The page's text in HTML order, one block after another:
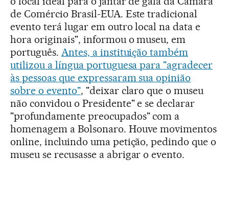
de Comércio Brasil-EUA. Este tradicional
evento terá lugar em outro local na data e
hora originais", informou o museu, em
português. Antes, a instituição também
utilizou a língua portuguesa para "agradecer
às pessoas que expressaram sua opinião
sobre o evento", "deixar claro que o museu
não convidou o Presidente" e se declarar
"profundamente preocupados" com a
homenagem a Bolsonaro. Houve movimentos
online, incluindo uma petição, pedindo que o
museu se recusasse a abrigar o evento.